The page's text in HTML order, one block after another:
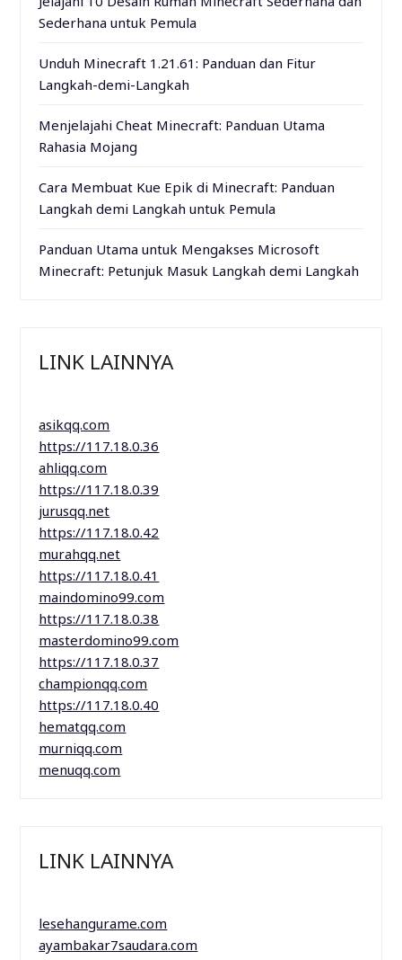
Sederhana untuk Pemula
Unduh Minecraft 1.21.61: Panduan dan Fitur
Langkah-demi-Langkah
Menjelajahi Cheat Minecraft: Panduan Utama
Rahasia Mojang
Cara Membuat Kue Epik di Minecraft: Panduan
Langkah demi Langkah untuk Pemula
Panduan Utama untuk Mengakses Microsoft
Minecraft: Petunjuk Masuk Langkah demi Langkah
LINK LAINNYA
asikqq.com
https://117.18.0.36
ahliqq.com
https://117.18.0.39
jurusqq.net
https://117.18.0.42
murahqq.net
https://117.18.0.41
maindomino99.com
https://117.18.0.38
masterdomino99.com
https://117.18.0.37
championqq.com
https://117.18.0.40
hematqq.com
murniqq.com
menuqq.com
LINK LAINNYA
lesehangurame.com
ayambakar7saudara.com